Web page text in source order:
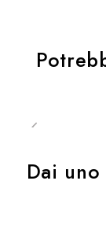
Dai